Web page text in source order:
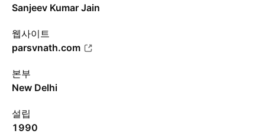
Sanjeev Kumar Jain
웹사이트
parsvnath.com
본부
New Delhi
설립
1990